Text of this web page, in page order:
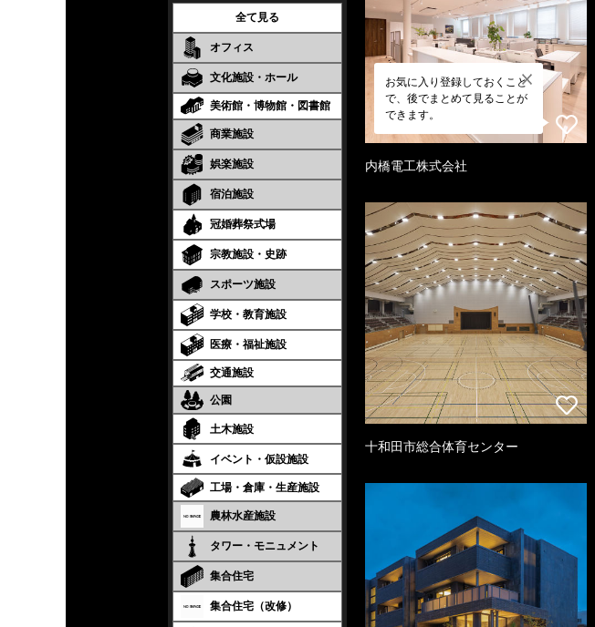
全て見る
オフィス
文化施設・ホール
美術館・博物館・図書館
商業施設
娯楽施設
宿泊施設
冠婚葬祭式場
宗教施設・史跡
スポーツ施設
学校・教育施設
医療・福祉施設
交通施設
公園
土木施設
イベント・仮設施設
工場・倉庫・生産施設
農林水産施設
タワー・モニュメント
集合住宅
集合住宅（改修）
お気に入り登録しておくこと
で、後でまとめて見ることが
できます。
内橋電工株式会社
十和田市総合体育センター